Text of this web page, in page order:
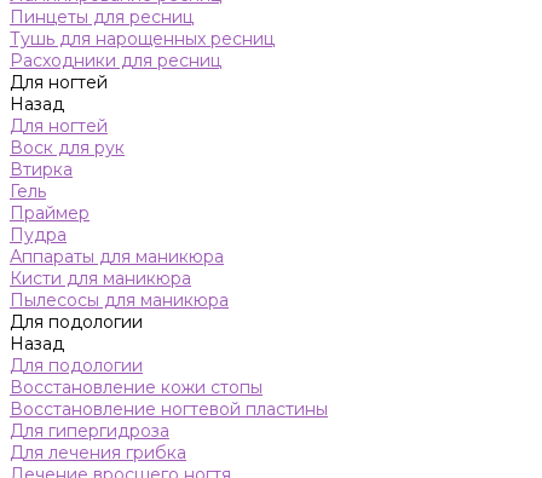
Пинцеты для ресниц
Тушь для нарощенных ресниц
Расходники для ресниц
Для ногтей
Назад
Для ногтей
Воск для рук
Втирка
Гель
Праймер
Пудра
Аппараты для маникюра
Кисти для маникюра
Пылесосы для маникюра
Для подологии
Назад
Для подологии
Восстановление кожи стопы
Восстановление ногтевой пластины
Для гипергидроза
Для лечения грибка